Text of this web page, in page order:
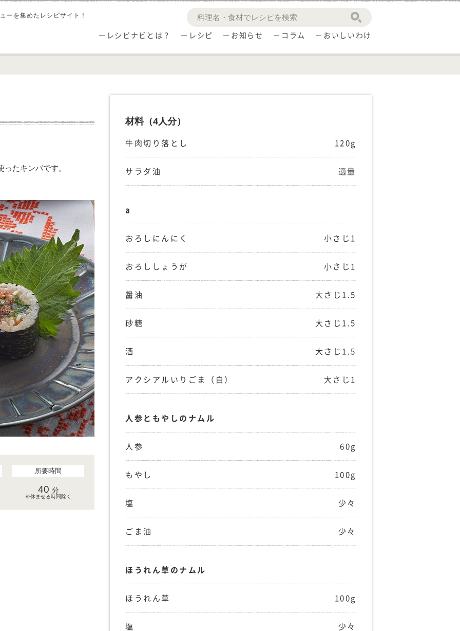
ーを集めたレシピサイト！
レシピナビとは？ レシピ お知らせ コラム おいしいわけ
たキンパです。
所要時間
40 分
※休ませる時間除く
材料（4人分）
牛肉切り落とし 120g
サラダ油 適量
a
おろしにんにく 小さじ1
おろししょうが 小さじ1
醤油 大さじ1.5
砂糖 大さじ1.5
酒 大さじ1.5
アクシアルいりごま（白） 大さじ1
人参ともやしのナムル
人参 60g
もやし 100g
塩 少々
ごま油 少々
ほうれん草のナムル
ほうれん草 100g
塩 少々